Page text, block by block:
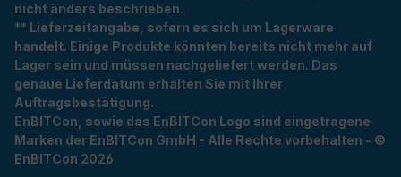
nicht anders beschrieben.
** Lieferzeitangabe, sofern es sich um Lagerware
handelt. Einige Produkte könnten bereits nicht mehr auf
Lager sein und müssen nachgeliefert werden. Das
genaue Lieferdatum erhalten Sie mit Ihrer
Auftragsbestätigung.
EnBITCon, sowie das EnBITCon Logo sind eingetragene
Marken der EnBITCon GmbH - Alle Rechte vorbehalten - ©
EnBITCon 2026